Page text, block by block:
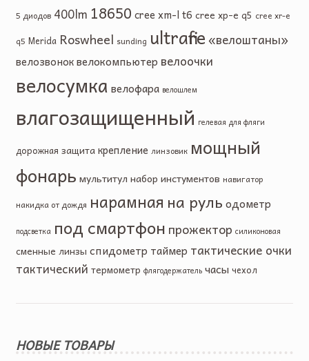
5 диодов 400lm 18650 cree xm-l t6 cree xp-e q5 cree xr-e
q5 Merida Roswheel sunding ultrafire«велоштаны»
велозвоноквелокомпьютер велоочки
велосумка велофара велошлем
влагозащищенный гелевая для фляги
дорожная защита крепление линзовик мощный
фонарь мультитул набор инстументов навигатор
накидка от дождя нарамная на руль одометр
подсветка под смартфон прожектор силиконовая
сменные линзы спидометр таймер тактические очки
тактический термометр флягодержатель часы чехол
НОВЫЕ ТОВАРЫ